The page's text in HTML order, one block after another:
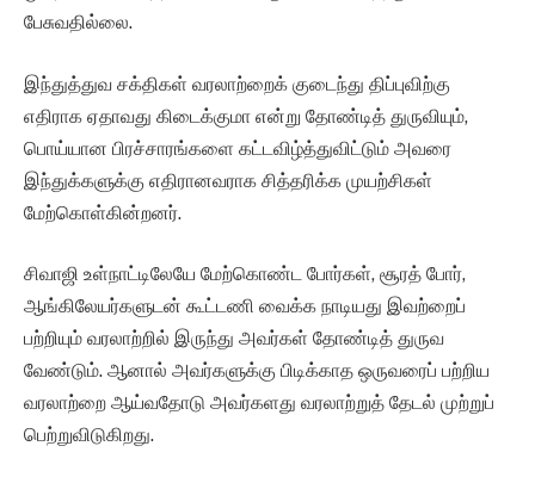
பேசுவதில்லை.
இந்துத்துவ சக்திகள் வரலாற்றைக் குடைந்து திப்புவிற்கு
எதிராக ஏதாவது கிடைக்குமா என்று தோண்டித் துருவியும்,
பொய்யான பிரச்சாரங்களை கட்டவிழ்த்துவிட்டும் அவரை
இந்துக்களுக்கு எதிரானவராக சித்தரிக்க முயற்சிகள்
மேற்கொள்கின்றனர்.
சிவாஜி உள்நாட்டிலேயே மேற்கொண்ட போர்கள், சூரத் போர்,
ஆங்கிலேயர்களுடன் கூட்டணி வைக்க நாடியது இவற்றைப்
பற்றியும் வரலாற்றில் இருந்து அவர்கள் தோண்டித் துருவ
வேண்டும். ஆனால் அவர்களுக்கு பிடிக்காத ஒருவரைப் பற்றிய
வரலாற்றை ஆய்வதோடு அவர்களது வரலாற்றுத் தேடல் முற்றுப்
பெற்றுவிடுகிறது.